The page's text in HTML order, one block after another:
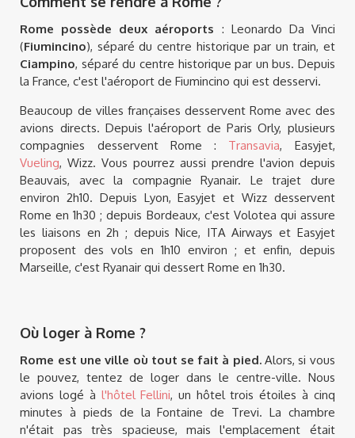
Rome possède deux aéroports : Leonardo Da Vinci
(Fiumincino), séparé du centre historique par un train, et
Ciampino, séparé du centre historique par un bus. Depuis
la France, c'est l'aéroport de Fiumincino qui est desservi.
Beaucoup de villes françaises desservent Rome avec des
avions directs. Depuis l'aéroport de Paris Orly, plusieurs
compagnies desservent Rome : Transavia, Easyjet,
Vueling, Wizz. Vous pourrez aussi prendre l'avion depuis
Beauvais, avec la compagnie Ryanair. Le trajet dure
environ 2h10. Depuis Lyon, Easyjet et Wizz desservent
Rome en 1h30 ; depuis Bordeaux, c'est Volotea qui assure
les liaisons en 2h ; depuis Nice, ITA Airways et Easyjet
proposent des vols en 1h10 environ ; et enfin, depuis
Marseille, c'est Ryanair qui dessert Rome en 1h30.
Où loger à Rome ?
Rome est une ville où tout se fait à pied. Alors, si vous
le pouvez, tentez de loger dans le centre-ville. Nous
avions logé à l'hôtel Fellini, un hôtel trois étoiles à cinq
minutes à pieds de la Fontaine de Trevi. La chambre
n'était pas très spacieuse, mais l'emplacement était